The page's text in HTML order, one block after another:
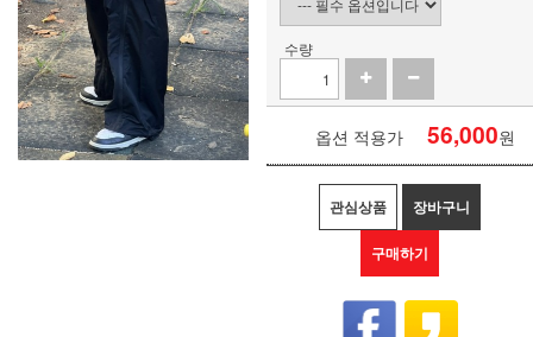
수량
옵션 적용가 56,000원
관심상품 장바구니
구매하기